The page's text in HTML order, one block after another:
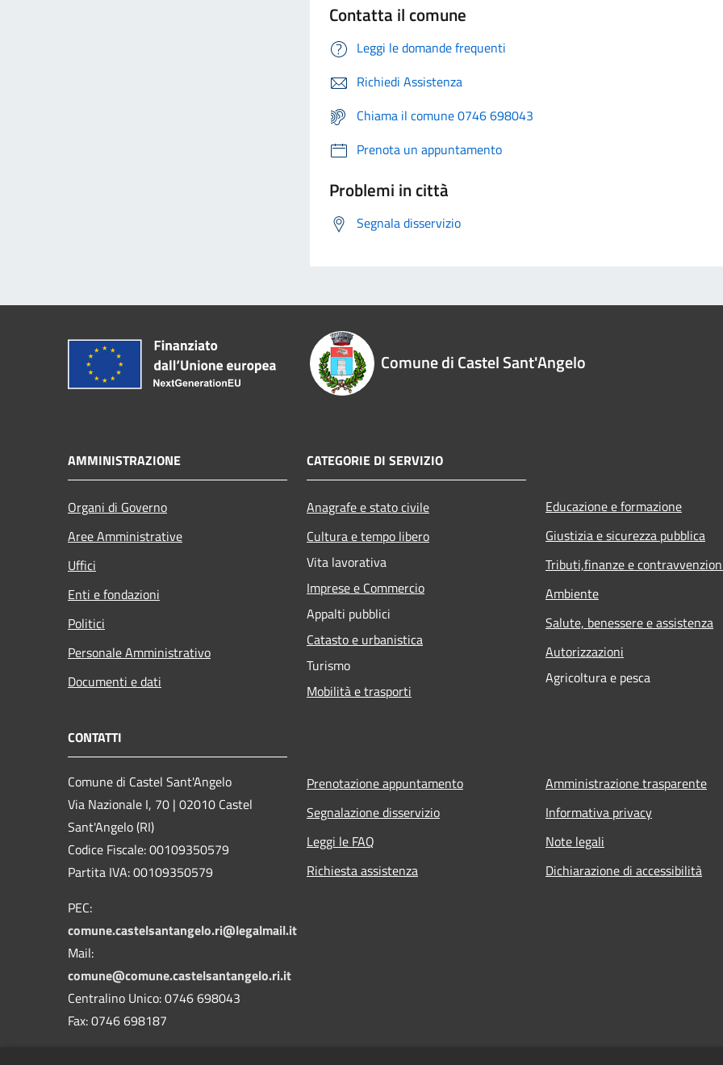
Contatta il comune
Leggi le domande frequenti
Richiedi Assistenza
Chiama il comune 0746 698043
Prenota un appuntamento
Problemi in città
Segnala disservizio
Comune di Castel Sant'Angelo
AMMINISTRAZIONE
Organi di Governo
Aree Amministrative
Uffici
Enti e fondazioni
Politici
Personale Amministrativo
Documenti e dati
CATEGORIE DI SERVIZIO
Anagrafe e stato civile
Cultura e tempo libero
Vita lavorativa
Imprese e Commercio
Appalti pubblici
Catasto e urbanistica
Turismo
Mobilità e trasporti
Educazione e formazione
Giustizia e sicurezza pubblica
Tributi,finanze e
Ambiente
Salute, benessere e assistenza
Autorizzazioni
Agricoltura e pesca
CONTATTI
Comune di Castel Sant'Angelo
Via Nazionale I, 70 | 02010 Castel
Sant'Angelo (RI)
Codice Fiscale: 00109350579
Partita IVA: 00109350579
PEC:
comune.castelsantangelo.ri@legalmail.it
Mail:
comune@comune.castelsantangelo.ri.it
Centralino Unico: 0746 698043
Fax: 0746 698187
Prenotazione appuntamento
Segnalazione disservizio
Leggi le FAQ
Richiesta assistenza
Amministrazione trasparente
Informativa privacy
Note legali
Dichiarazione di accessibilità